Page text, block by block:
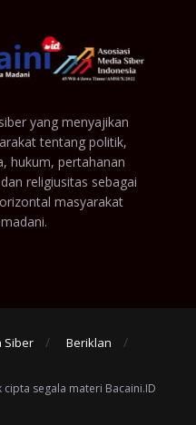
yang menyajikan
tentang politik,
hukum, pertahanan
religiusitas sebagai
masyarakat
Siber
Beriklan
cipta segala materi Bacaini.ID